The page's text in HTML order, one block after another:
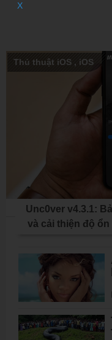
Thủ thuật iOS , iOS
Unc0ver v4.3.1:
và cải thiện độ
X